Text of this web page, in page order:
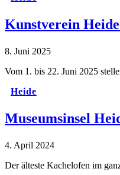
Kunstverein
8. Juni 2025
Vom 1. bis 22. Juni 2025
Heide
Museumsinsel
4. April 2024
Der älteste Kachelofen im